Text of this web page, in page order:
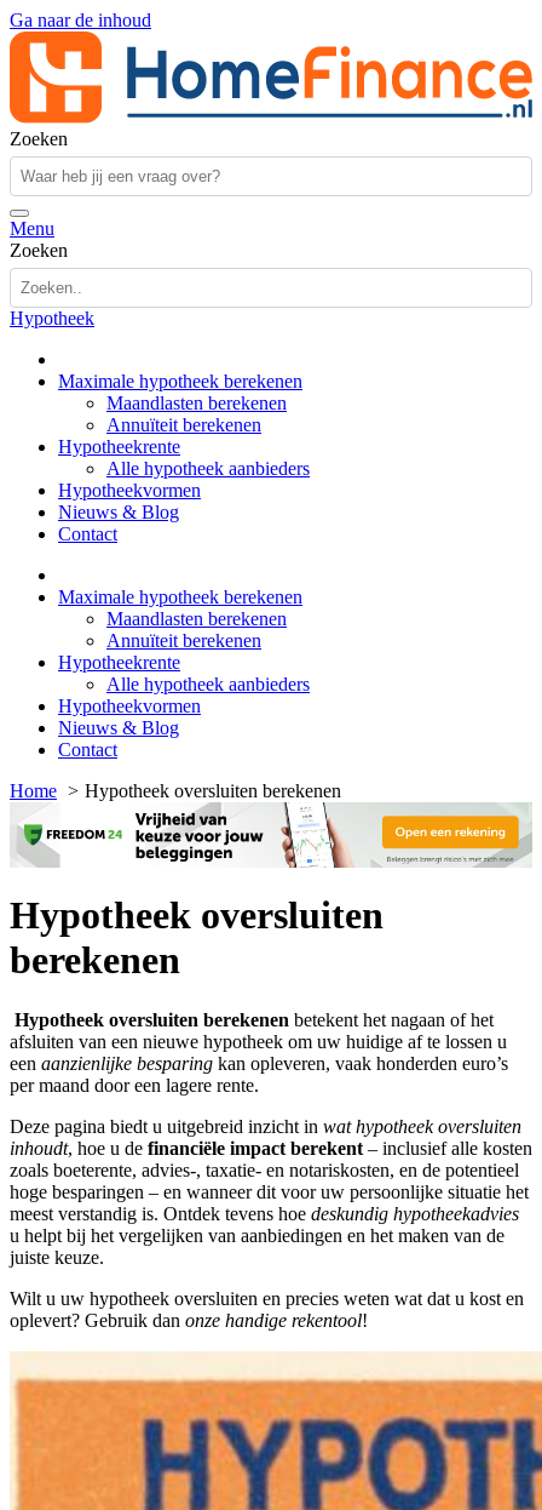
Ga naar de inhoud
Zoeken
Menu
Zoeken
Hypotheek
Maximale hypotheek berekenen
Maandlasten berekenen
Annuïteit berekenen
Hypotheekrente
Alle hypotheek aanbieders
Hypotheekvormen
Nieuws & Blog
Contact
Maximale hypotheek berekenen
Maandlasten berekenen
Annuïteit berekenen
Hypotheekrente
Alle hypotheek aanbieders
Hypotheekvormen
Nieuws & Blog
Contact
Home
Hypotheek oversluiten berekenen
Hypotheek oversluiten
berekenen
Hypotheek oversluiten berekenen betekent het nagaan of het
afsluiten van een nieuwe hypotheek om uw huidige af te lossen u
een aanzienlijke besparing kan opleveren, vaak honderden euro’s
per maand door een lagere rente.
Deze pagina biedt u uitgebreid inzicht in wat hypotheek oversluiten
inhoudt, hoe u de financiële impact berekent – inclusief alle kosten
zoals boeterente, advies-, taxatie- en notariskosten, en de potentieel
hoge besparingen – en wanneer dit voor uw persoonlijke situatie het
meest verstandig is. Ontdek tevens hoe deskundig hypotheekadvies
u helpt bij het vergelijken van aanbiedingen en het maken van de
juiste keuze.
Wilt u uw hypotheek oversluiten en precies weten wat dat u kost en
oplevert? Gebruik dan onze handige rekentool!